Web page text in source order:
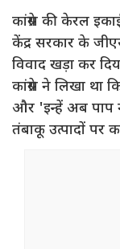
कांग्रेस की केरल
केंद्र सरकार के
विवाद खड़ा कर
कांग्रेस ने लिखा था
और 'इन्हें अब पाप
तंबाकू उत्पादों पर